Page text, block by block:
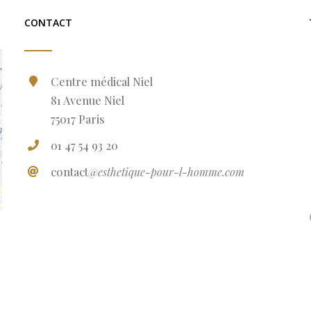
CONTACT
Centre médical Niel
81 Avenue Niel
75017 Paris
01 47 54 93 20
contact@esthetique-pour-l-homme.com